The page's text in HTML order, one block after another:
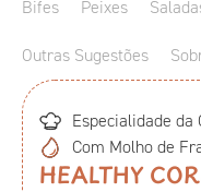
Bifes Peixes
Outras Sugestões
Especialidade da
Com Molho de
HEALTHY